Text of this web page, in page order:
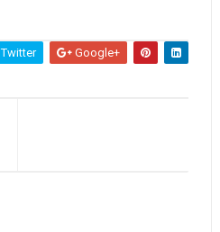
Twitter Google+